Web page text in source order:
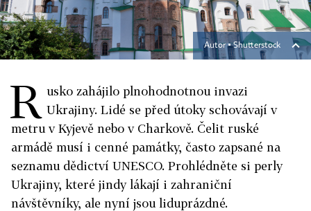
Autor ▪Shutterstock
R usko zahájilo plnohodnotnou invazi
Ukrajiny. Lidé se před útoky schovávají v
metru v Kyjevě nebo v Charkově. Čelit ruské
armádě musí i cenné památky, často zapsané na
seznamu dědictví UNESCO. Prohlédněte si perly
Ukrajiny, které jindy lákají i zahraniční
návštěvníky, ale nyní jsou liduprázdné.